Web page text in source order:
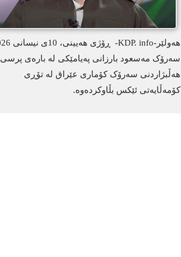
سەرۆک مەسعود بارزانی پەیامێکی لە بارەی پرسی
هەڵبژاردنی سەرۆک کۆماری عێراق لە تۆڕی
کۆمەڵایەتی ئێکس بڵاوکردەوە.